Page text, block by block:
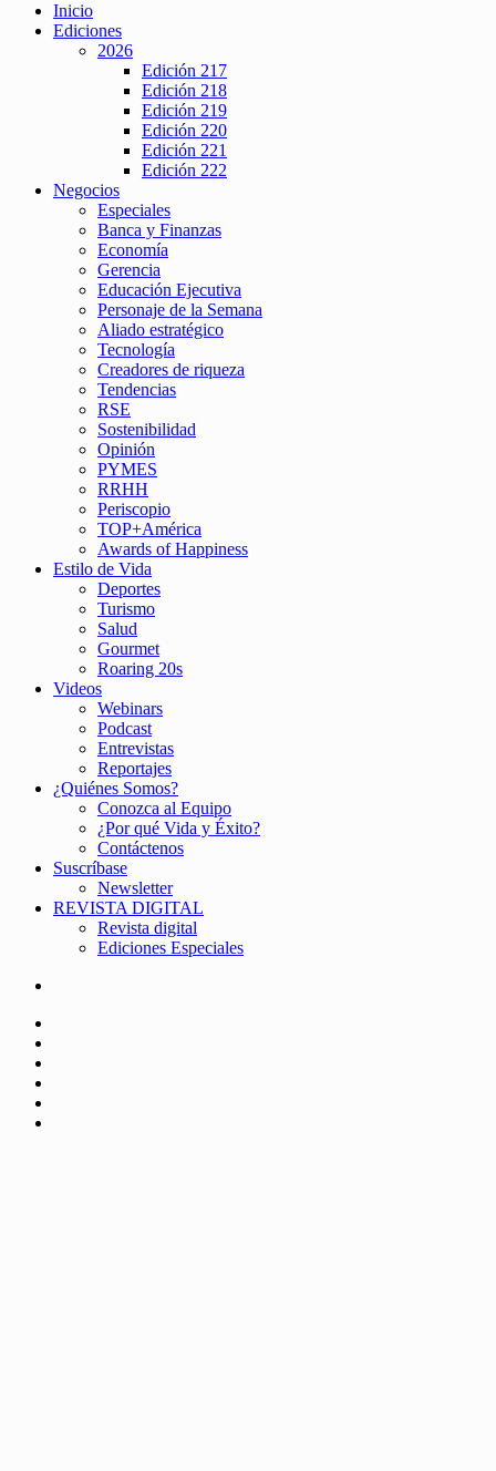
Inicio
Ediciones
2026
Edición 217
Edición 218
Edición 219
Edición 220
Edición 221
Edición 222
Negocios
Especiales
Banca y Finanzas
Economía
Gerencia
Educación Ejecutiva
Personaje de la Semana
Aliado estratégico
Tecnología
Creadores de riqueza
Tendencias
RSE
Sostenibilidad
Opinión
PYMES
RRHH
Periscopio
TOP+América
Awards of Happiness
Estilo de Vida
Deportes
Turismo
Salud
Gourmet
Roaring 20s
Videos
Webinars
Podcast
Entrevistas
Reportajes
¿Quiénes Somos?
Conozca al Equipo
¿Por qué Vida y Éxito?
Contáctenos
Suscríbase
Newsletter
REVISTA DIGITAL
Revista digital
Ediciones Especiales